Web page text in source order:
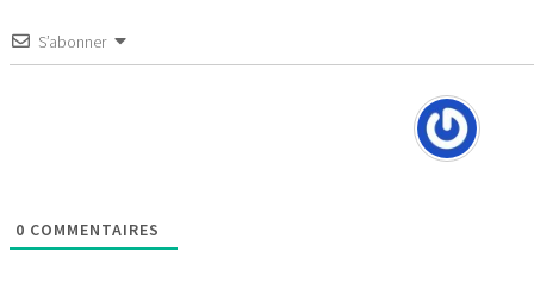
S’abonner
0 COMMENTAIRES